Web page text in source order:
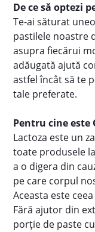
De ce să optezi
Te-ai săturat
pastilele noastre
asupra fiecărui
adăugată ajută
astfel încât să te
tale preferate.
Pentru cine
Lactoza este un
toate produsele
a o digera din
pe care corpul
Aceasta este
Fără ajutor din
porție de paste